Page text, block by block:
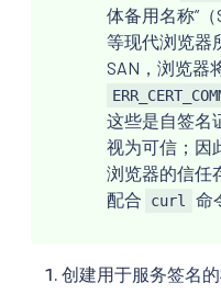
体备用名称”
等现代浏览器
SAN，浏览器
这些是自签名
视为可信；因
浏览器的信任
配合
curl 命
创建用于服务签名